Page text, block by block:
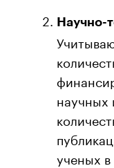
Научно-
научных
ученых в